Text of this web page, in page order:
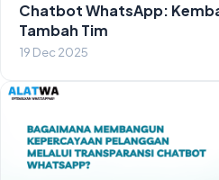
Chatbot WhatsApp:
Tambah Tim
19 Dec 2025